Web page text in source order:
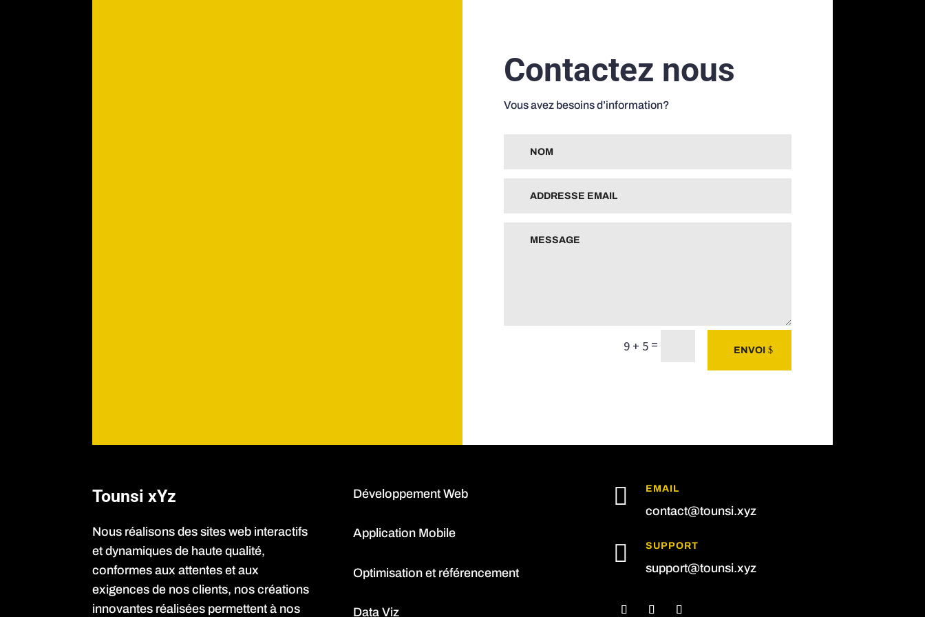
Contactez nous
Vous avez besoins d’information?
9 + 5= ENVOI
Tounsi xYz
Nous réalisons des sites web interactifs
et dynamiques de haute qualité,
conformes aux attentes et aux
exigences de nos clients, nos créations
innovantes réalisées permettent à nos
Développement Web
Application Mobile
Optimisation et référencement
Data Viz
 EMAIL
contact@tounsi.xyz
 SUPPORT
support@tounsi.xyz